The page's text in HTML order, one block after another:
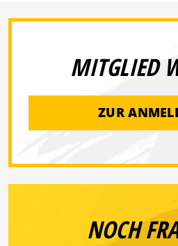
MITGLIED
ZUR
NOCH